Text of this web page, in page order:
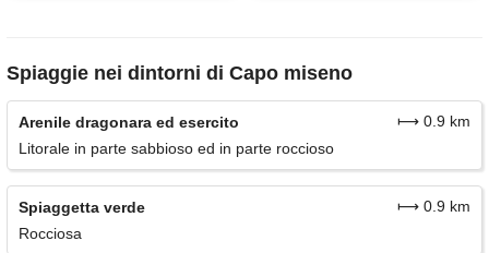
Spiaggie nei dintorni di Capo miseno
Arenile dragonara ed esercito
⟼ 0.9 km
Litorale in parte sabbioso ed in parte roccioso
Spiaggetta verde
⟼ 0.9 km
Rocciosa